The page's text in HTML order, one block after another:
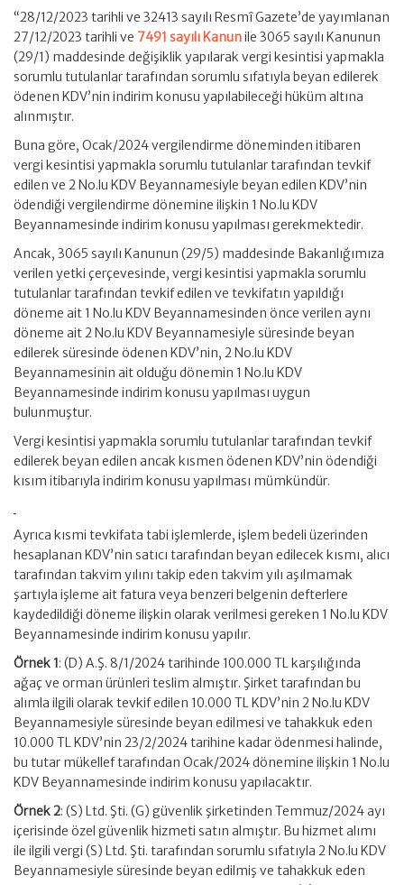
“28/12/2023 tarihli ve 32413 sayılı Resmî Gazete’de yayımlanan
27/12/2023 tarihli ve 7491 sayılı Kanunile 3065 sayılı Kanunun
(29/1) maddesinde değişiklik yapılarak vergi kesintisi yapmakla
sorumlu tutulanlar tarafından sorumlu sıfatıyla beyan edilerek
ödenen KDV’nin indirim konusu yapılabileceği hüküm altına
alınmıştır.
Buna göre, Ocak/2024 vergilendirme döneminden itibaren
vergi kesintisi yapmakla sorumlu tutulanlar tarafından tevkif
edilen ve 2 No.lu KDV Beyannamesiyle beyan edilen KDV’nin
ödendiği vergilendirme dönemine ilişkin 1 No.lu KDV
Beyannamesinde indirim konusu yapılması gerekmektedir.
Ancak, 3065 sayılı Kanunun (29/5) maddesinde Bakanlığımıza
verilen yetki çerçevesinde, vergi kesintisi yapmakla sorumlu
tutulanlar tarafından tevkif edilen ve tevkifatın yapıldığı
döneme ait 1 No.lu KDV Beyannamesinden önce verilen aynı
döneme ait 2 No.lu KDV Beyannamesiyle süresinde beyan
edilerek süresinde ödenen KDV’nin, 2 No.lu KDV
Beyannamesinin ait olduğu dönemin 1 No.lu KDV
Beyannamesinde indirim konusu yapılması uygun
bulunmuştur.
Vergi kesintisi yapmakla sorumlu tutulanlar tarafından tevkif
edilerek beyan edilen ancak kısmen ödenen KDV’nin ödendiği
kısım itibarıyla indirim konusu yapılması mümkündür.
Ayrıca kısmi tevkifata tabi işlemlerde, işlem bedeli üzerinden
hesaplanan KDV’nin satıcı tarafından beyan edilecek kısmı, alıcı
tarafından takvim yılını takip eden takvim yılı aşılmamak
şartıyla işleme ait fatura veya benzeri belgenin defterlere
kaydedildiği döneme ilişkin olarak verilmesi gereken 1 No.lu KDV
Beyannamesinde indirim konusu yapılır.
Örnek 1: (D) A.Ş. 8/1/2024 tarihinde 100.000 TL karşılığında
ağaç ve orman ürünleri teslim almıştır. Şirket tarafından bu
alımla ilgili olarak tevkif edilen 10.000 TL KDV’nin 2 No.lu KDV
Beyannamesiyle süresinde beyan edilmesi ve tahakkuk eden
10.000 TL KDV’nin 23/2/2024 tarihine kadar ödenmesi halinde,
bu tutar mükellef tarafından Ocak/2024 dönemine ilişkin 1 No.lu
KDV Beyannamesinde indirim konusu yapılacaktır.
Örnek 2: (S) Ltd. Şti. (G) güvenlik şirketinden Temmuz/2024 ayı
içerisinde özel güvenlik hizmeti satın almıştır. Bu hizmet alımı
ile ilgili vergi (S) Ltd. Şti. tarafından sorumlu sıfatıyla 2 No.lu KDV
Beyannamesiyle süresinde beyan edilmiş ve tahakkuk eden